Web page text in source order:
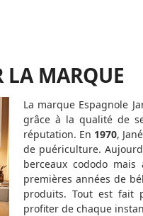
LA MARQUE
La marque Espagnole
grâce à la qualité de
réputation. En 1970,
de puériculture.
berceaux cododo
premières années de
produits. Tout est fait
profiter de chaque